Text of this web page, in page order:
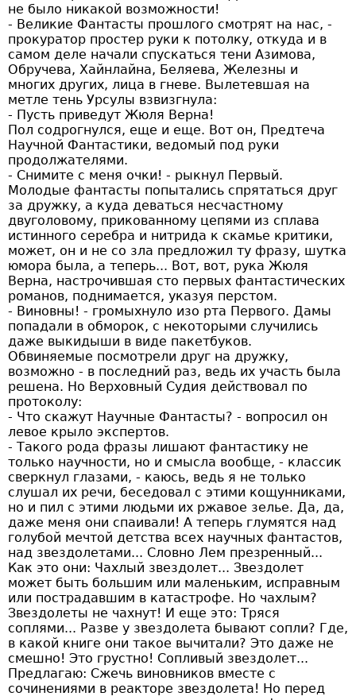
не было никакой возможности!
- Великие Фантасты прошлого смотрят на нас, -
прокуратор простер руки к потолку, откуда и в
самом деле начали спускаться тени Азимова,
Обручева, Хайнлайна, Беляева, Железны и
многих других, лица в гневе. Вылетевшая на
метле тень Урсулы взвизгнула:
- Пусть приведут Жюля Верна!
Пол содрогнулся, еще и еще. Вот он, Предтеча
Научной Фантастики, ведомый под руки
продолжателями.
- Снимите с меня очки! - рыкнул Первый.
Молодые фантасты попытались спрятаться друг
за дружку, а куда деваться несчастному
двуголовому, прикованному цепями из сплава
истинного серебра и нитрида к скамье критики,
может, он и не со зла предложил ту фразу, шутка
юмора была, а теперь... Вот, вот, рука Жюля
Верна, настрочившая сто первых фантастических
романов, поднимается, указуя перстом.
- Виновны! - громыхнуло изо рта Первого. Дамы
попадали в обморок, с некоторыми случились
даже выкидыши в виде пакетбуков.
Обвиняемые посмотрели друг на дружку,
возможно - в последний раз, ведь их участь была
решена. Но Верховный Судия действовал по
протоколу:
- Что скажут Научные Фантасты? - вопросил он
левое крыло экспертов.
- Такого рода фразы лишают фантастику не
только научности, но и смысла вообще, - классик
сверкнул глазами, - каюсь, ведь я не только
слушал их речи, беседовал с этими кощунниками,
но и пил с этими людьми их ржавое зелье. Да, да,
даже меня они спаивали! А теперь глумятся над
голубой мечтой детства всех научных фантастов,
над звездолетами... Словно Лем презренный...
Как это они: Чахлый звездолет... Звездолет
может быть большим или маленьким, исправным
или пострадавшим в катастрофе. Но чахлым?
Звездолеты не чахнут! И еще это: Тряся
соплями... Разве у звездолета бывают сопли? Где,
в какой книге они такое вычитали? Это даже не
смешно! Это грустно! Сопливый звездолет...
Предлагаю: Сжечь виновников вместе с
сочинениями в реакторе звездолета! Но перед